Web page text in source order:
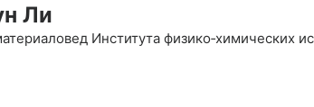
Ли
Института физико‑химических